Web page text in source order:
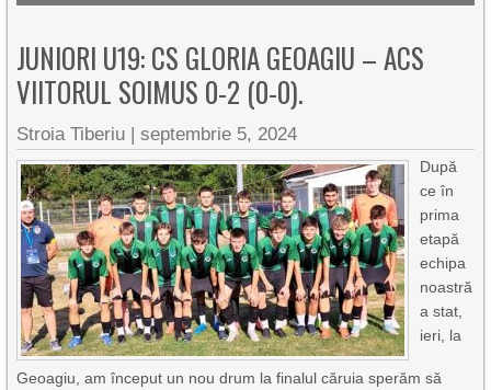
JUNIORI U19: CS GLORIA GEOAGIU – ACS
VIITORUL SOIMUS 0-2 (0-0).
Stroia Tiberiu |septembrie 5, 2024
După
ce în
prima
etapă
echipa
noastră
a stat,
ieri, la
Geoagiu, am început un nou drum la finalul căruia sperăm să